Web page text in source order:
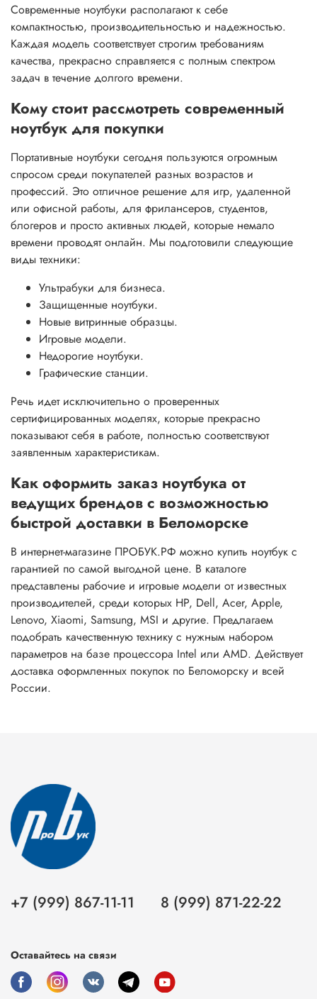
Современные ноутбуки располагают к себе
компактностью, производительностью и надежностью.
Каждая модель соответствует строгим требованиям
качества, прекрасно справляется с полным спектром
задач в течение долгого времени.
Кому стоит рассмотреть современный
ноутбук для покупки
Портативные ноутбуки сегодня пользуются огромным
спросом среди покупателей разных возрастов и
профессий. Это отличное решение для игр, удаленной
или офисной работы, для фрилансеров, студентов,
блогеров и просто активных людей, которые немало
времени проводят онлайн. Мы подготовили следующие
виды техники:
Ультрабуки для бизнеса.
Защищенные ноутбуки.
Новые витринные образцы.
Игровые модели.
Недорогие ноутбуки.
Графические станции.
Речь идет исключительно о проверенных
сертифицированных моделях, которые прекрасно
показывают себя в работе, полностью соответствуют
заявленным характеристикам.
Как оформить заказ ноутбука от
ведущих брендов с возможностью
быстрой доставки в Беломорске
В интернет-магазине ПРОБУК.РФ можно купить ноутбук с
гарантией по самой выгодной цене. В каталоге
представлены рабочие и игровые модели от известных
производителей, среди которых HP, Dell, Acer, Apple,
Lenovo, Xiaomi, Samsung, MSI и другие. Предлагаем
подобрать качественную технику с нужным набором
параметров на базе процессора Intel или AMD. Действует
доставка оформленных покупок по Беломорску и всей
России.
+7 (999) 867-11-11 8 (999) 871-22-22
Оставайтесь на связи